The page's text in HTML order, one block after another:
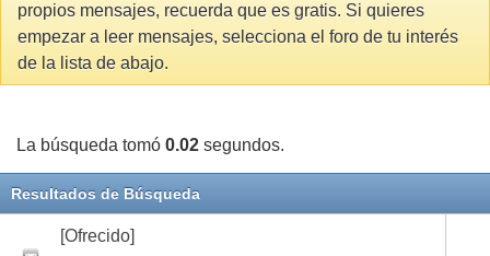
propios mensajes, recuerda que es gratis. Si quieres
empezar a leer mensajes, selecciona el foro de tu interés
de la lista de abajo.
La búsqueda tomó 0.02 segundos.
Resultados de Búsqueda
[Ofrecido]